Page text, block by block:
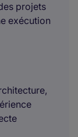
projets
exécution